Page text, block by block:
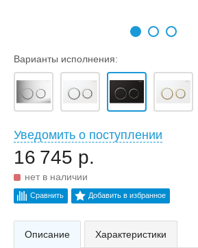
Варианты исполнения:
Уведомить о поступлении
16 745 р.
нет в наличии
Сравнить Добавить в избранное
Описание Характеристики